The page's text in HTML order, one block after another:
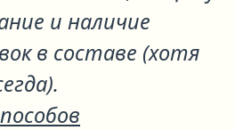
и наличие
в составе (хотя